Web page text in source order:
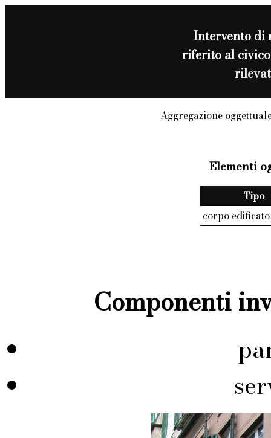
Intervento di
riferito al
Aggregazione
Elementi
Tipo
corpo edificato
Componenti